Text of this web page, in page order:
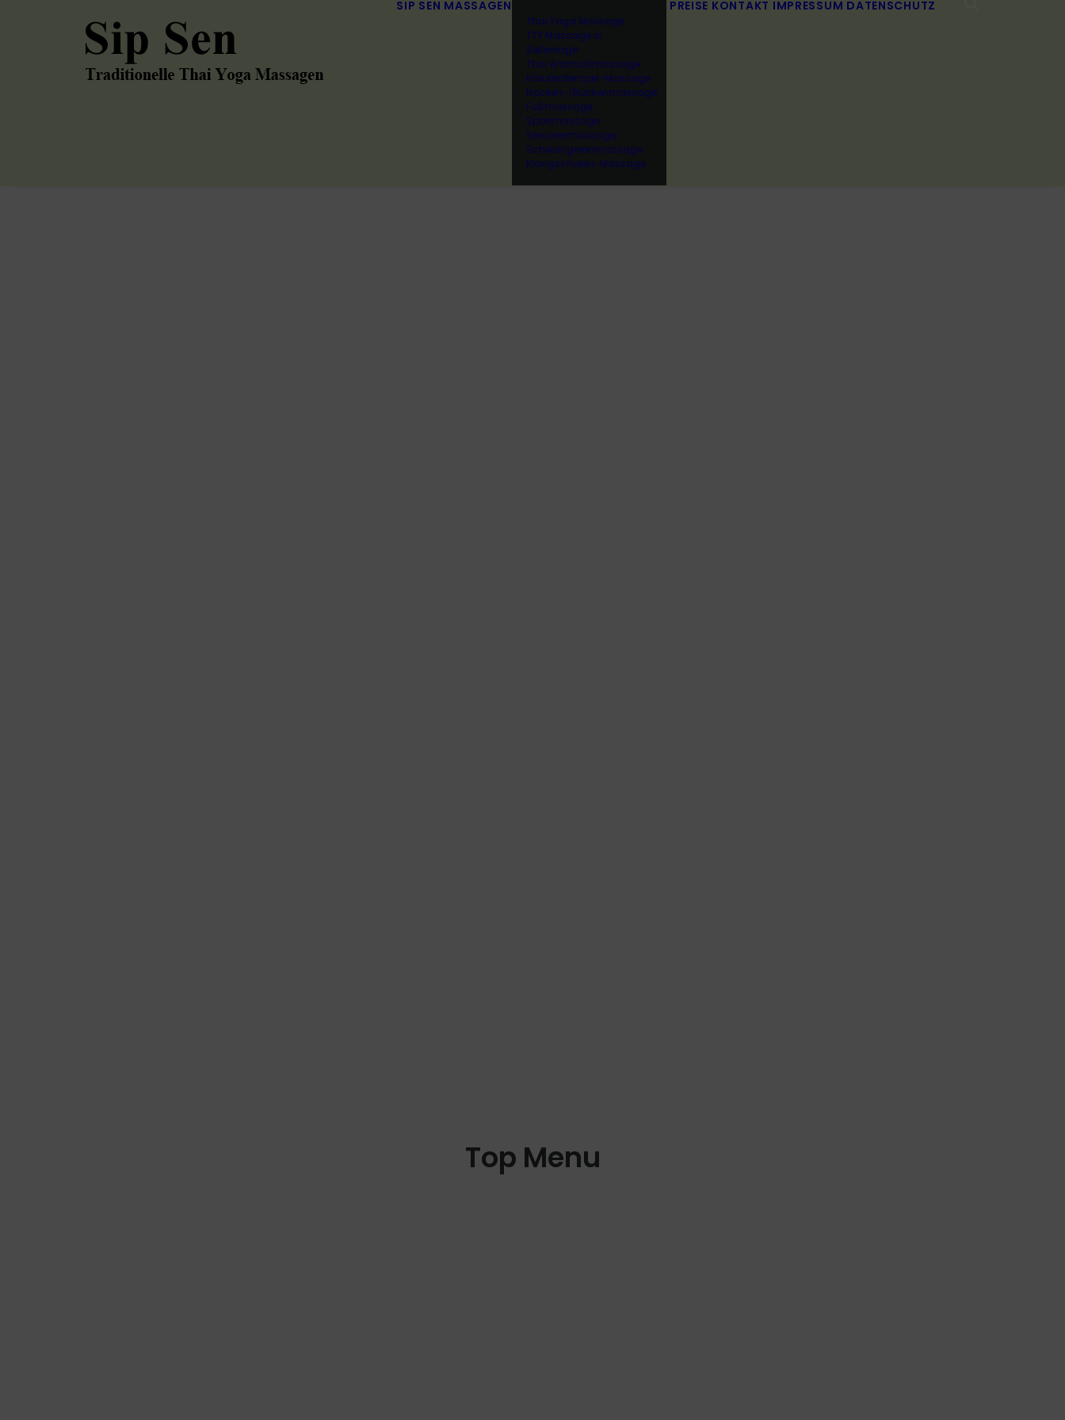
SIP SEN MASSAGEN
Thai Yoga Massage
TTY Massage in
Seitenlage
Thai Aromaölmassage
Kräuterstempel-Massage
Nacken-/Rückenmassage
Fußmassage
Sportmassage
Seniorenmassage
Schwangerenmassage
Klangschalen-Massage
PREISE KONTAKT IMPRESSUM DATENSCHUTZ
Top Menu